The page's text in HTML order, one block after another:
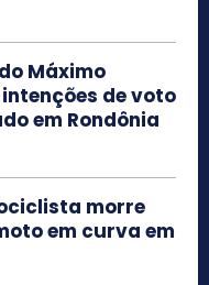
Máximo
de voto
em Rondônia
morre
em curva em